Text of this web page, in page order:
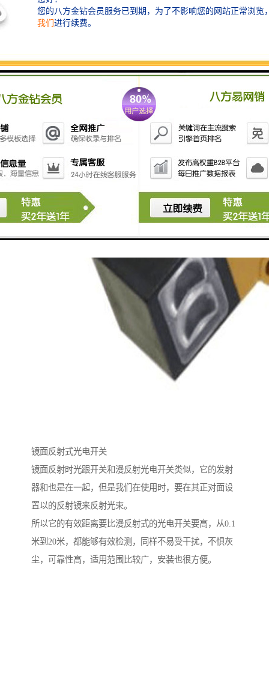
镜面反射式光电开关
镜面反射时光跟开关和漫反射光电开关类似，它的发射
器和也是在一起，但是我们在使用时，要在其正对面设
置以的反射镜来反射光束。
所以它的有效距离要比漫反射式的光电开关要高，从0.1
米到20米，都能够有效检测，同样不易受干扰，不惧灰
尘，可靠性高，适用范围比较广，安装也很方便。